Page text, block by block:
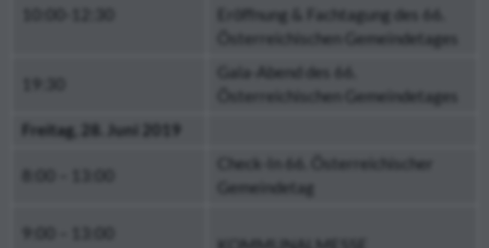
Eröffnung & Fachtagung des 66.
Österreichischen Gemeindetages
Gala-Abend des 66.
Österreichischen Gemeindetages
Freitag, 28. Juni 2019
Check-In 66. Österreichischer
Gemeindetag